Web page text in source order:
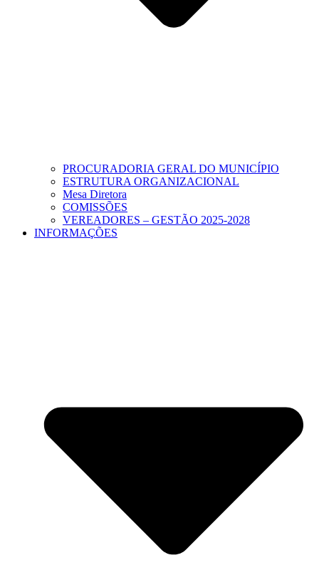
PROCURADORIA GERAL DO MUNICÍPIO
ESTRUTURA ORGANIZACIONAL
Mesa Diretora
COMISSÕES
VEREADORES – GESTÃO 2025-2028
INFORMAÇÕES